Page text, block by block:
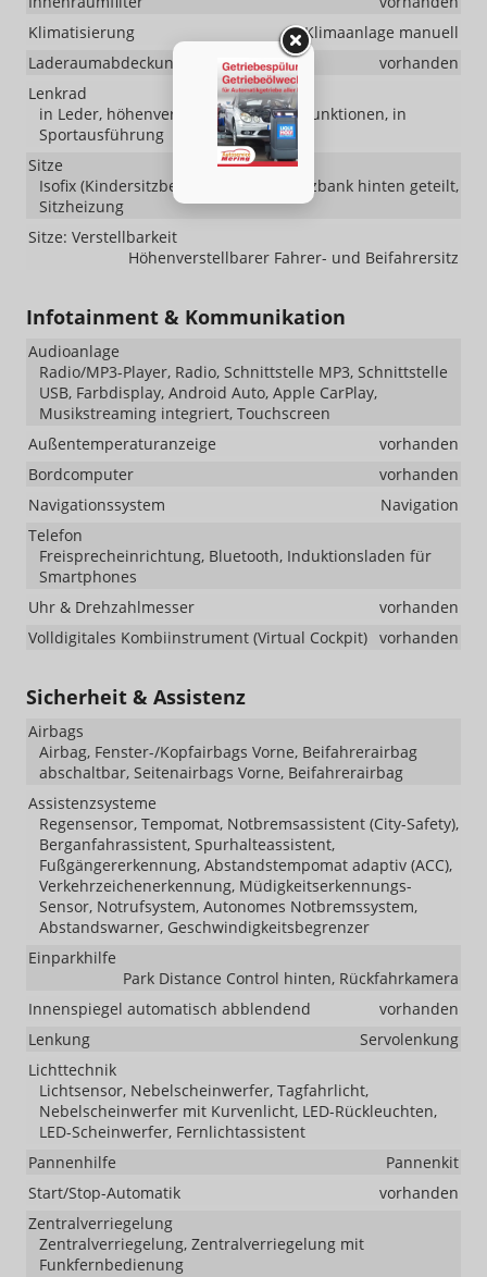
Klimatisierung
Klimaanlage manuell
Laderaumabdeckung
vorhanden
Lenkrad
in Leder, höhenverstellbar, mit Multifunktionen, in
Sportausführung
Sitze
Isofix (Kindersitzbefestigung), Rücksitzbank hinten geteilt,
Sitzheizung
Sitze: Verstellbarkeit
Höhenverstellbarer Fahrer- und Beifahrersitz
Infotainment & Kommunikation
Audioanlage
Radio/MP3-Player, Radio, Schnittstelle MP3, Schnittstelle
USB, Farbdisplay, Android Auto, Apple CarPlay,
Musikstreaming integriert, Touchscreen
Außentemperaturanzeige
vorhanden
Bordcomputer
vorhanden
Navigationssystem
Navigation
Telefon
Freisprecheinrichtung, Bluetooth, Induktionsladen für
Smartphones
Uhr & Drehzahlmesser
vorhanden
Volldigitales Kombiinstrument (Virtual Cockpit) vorhanden
Sicherheit & Assistenz
Airbags
Airbag, Fenster-/Kopfairbags Vorne, Beifahrerairbag
abschaltbar, Seitenairbags Vorne, Beifahrerairbag
Assistenzsysteme
Regensensor, Tempomat, Notbremsassistent (City-Safety),
Berganfahrassistent, Spurhalteassistent,
Fußgängererkennung, Abstandstempomat adaptiv (ACC),
Verkehrzeichenerkennung, Müdigkeitserkennungs-
Sensor, Notrufsystem, Autonomes Notbremssystem,
Abstandswarner, Geschwindigkeitsbegrenzer
Einparkhilfe
Park Distance Control hinten, Rückfahrkamera
Innenspiegel automatisch abblendend
vorhanden
Lenkung
Servolenkung
Lichttechnik
Lichtsensor, Nebelscheinwerfer, Tagfahrlicht,
Nebelscheinwerfer mit Kurvenlicht, LED-Rückleuchten,
LED-Scheinwerfer, Fernlichtassistent
Pannenhilfe
Pannenkit
Start/Stop-Automatik
vorhanden
Zentralverriegelung
Zentralverriegelung, Zentralverriegelung mit
Funkfernbedienung